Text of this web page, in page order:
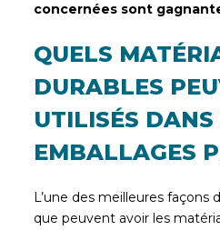
concernées sont
QUELS
DURABLES
UTILISÉS DANS
EMBALLAGES
L’une des meilleures façons
que peuvent avoir les